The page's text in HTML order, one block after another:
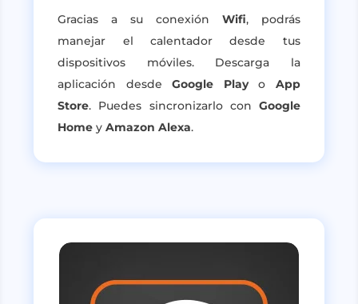
Gracias a su conexión Wifi, podrás
manejar el calentador desde tus
dispositivos móviles. Descarga la
aplicación desde
Google Playo App
Store. Puedes sincronizarlo con Google
Homey Amazon Alexa.